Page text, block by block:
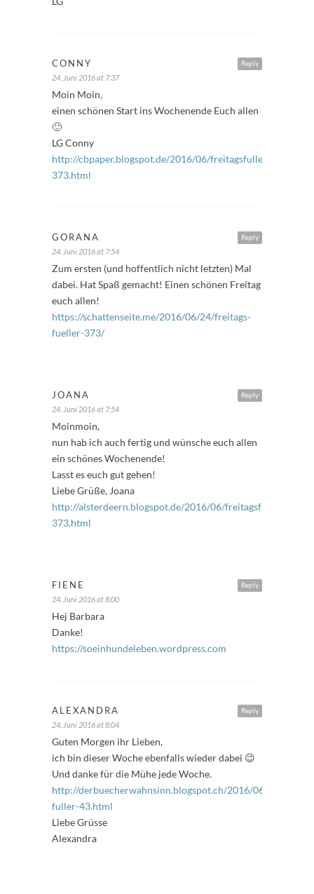
Reply
CONNY
24. Juni 2016 at 7:37
Moin Moin,
einen schönen Start ins Wochenende Euch allen
🙂
LG Conny
http://cbpaper.blogspot.de/2016/06/freitagsfuller-
373.html
Reply
GORANA
24. Juni 2016 at 7:54
Zum ersten (und hoffentlich nicht letzten) Mal
dabei. Hat Spaß gemacht! Einen schönen Freitag
euch allen!
https://schattenseite.me/2016/06/24/freitags-
fueller-373/
Reply
JOANA
24. Juni 2016 at 7:54
Moinmoin,
nun hab ich auch fertig und wünsche euch allen
ein schönes Wochenende!
Lasst es euch gut gehen!
Liebe Grüße, Joana
http://alsterdeern.blogspot.de/2016/06/freitagsfuller-
373.html
Reply
FIENE
24. Juni 2016 at 8:00
Hej Barbara
Danke!
https://soeinhundeleben.wordpress.com
Reply
ALEXANDRA
24. Juni 2016 at 8:04
Guten Morgen ihr Lieben,
ich bin dieser Woche ebenfalls wieder dabei 😉
Und danke für die Mühe jede Woche.
http://derbuecherwahnsinn.blogspot.ch/2016/06/freitags-
fuller-43.html
Liebe Grüsse
Alexandra